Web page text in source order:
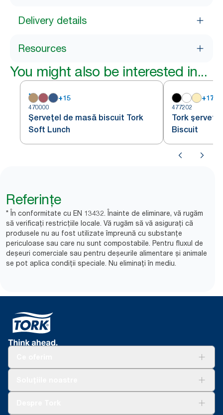
Delivery details
Resources
You might also be interested in...
+15
470000
Șervețel de masă biscuit Tork
Soft Lunch
+17
477202
Tork
Biscuit
Referințe
* În conformitate cu EN 13432. Înainte de eliminare, vă rugăm
să verificați restricțiile locale. Vă rugăm să vă asigurați că
produsele nu au fost utilizate împreună cu substanțe
periculoase sau care nu sunt compostabile. Pentru fluxul de
deșeuri comerciale sau pentru deșeurile alimentare și animale
se pot aplica condiții speciale. Nu eliminați în mediu.​